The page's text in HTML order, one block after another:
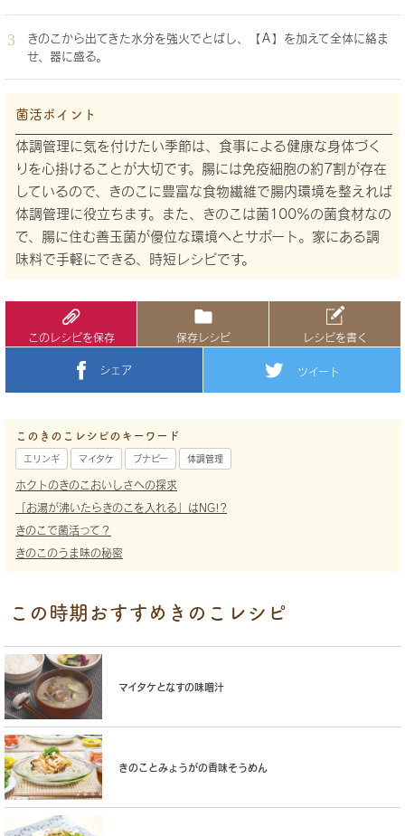
きのこから出てきた水分を強火でとばし、【Ａ】を加えて全体に絡ま
せ、器に盛る。
菌活ポイント
体調管理に気を付けたい季節は、食事による健康な身体づく
りを心掛けることが大切です。腸には免疫細胞の約7割が存在
しているので、きのこに豊富な食物繊維で腸内環境を整えれば
体調管理に役立ちます。また、きのこは菌100％の菌食材なの
で、腸に住む善玉菌が優位な環境へとサポート。家にある調
味料で手軽にできる、時短レシピです。
このレシピを保存 保存レシピ レシピを書く
シェア ツイート
このきのこレシピのキーワード
エリンギ マイタケ ブナピー 体調管理
ホクトのきのこおいしさへの探求
「お湯が沸いたらきのこを入れる」はNG!?
きのこで菌活って？
きのこのうま味の秘密
この時期おすすめきのこレシピ
マイタケとなすの味噌汁
きのことみょうがの香味そうめん